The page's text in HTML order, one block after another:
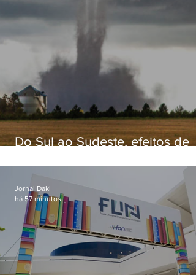
Do Sul ao Sudeste, efeitos de
apreensão na população
Jornal Daki
há 57 minutos